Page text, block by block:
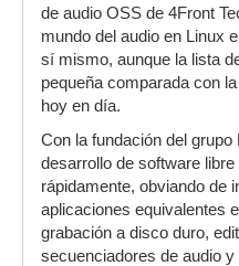
de audio OSS de 4Front
mundo del audio en Linux
sí mismo, aunque la lista
pequeña comparada con
hoy en día.
Con la fundación del grupo
desarrollo de software
rápidamente, obviando de
aplicaciones equivalentes
grabación a disco duro,
secuenciadores de audio